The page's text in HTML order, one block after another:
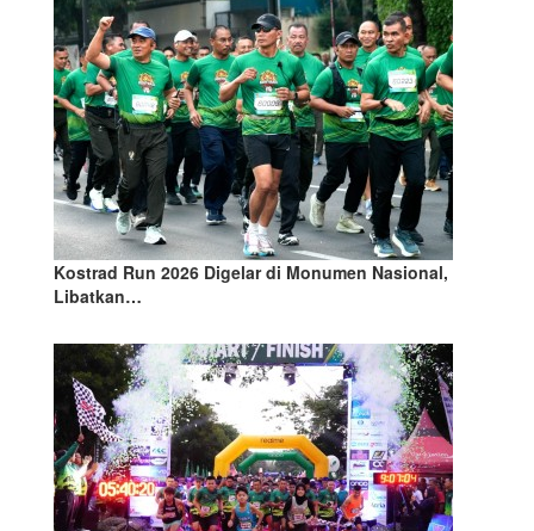
Kostrad Run 2026 Digelar di Monumen Nasional,
Libatkan…